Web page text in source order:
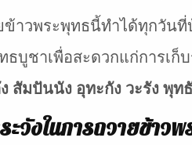
ข้าวพระพุทธนี้ทำได้ทุกวัน
ธบูชาเพื่อสะดวกแก่การเก็
สัมปันนัง อุทะกัง วะรัง พุท
ะวังในการถวายข้าว